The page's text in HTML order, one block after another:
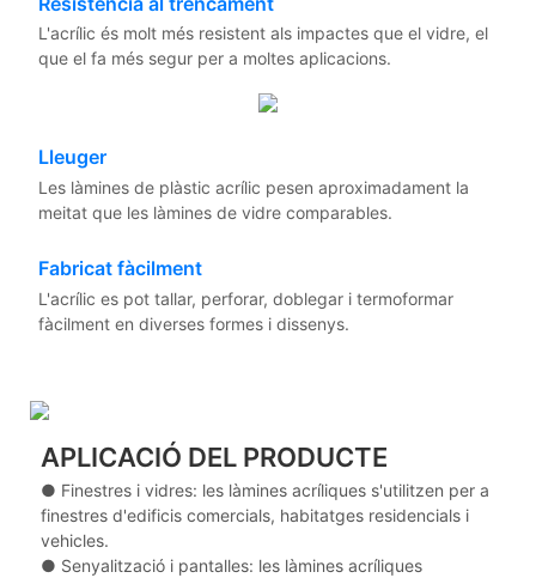
L'acrílic és molt més resistent als impactes que el vidre, el
que el fa més segur per a moltes aplicacions.
Lleuger
Les làmines de plàstic acrílic pesen aproximadament la
meitat que les làmines de vidre comparables.
Fabricat fàcilment
L'acrílic es pot tallar, perforar, doblegar i termoformar
fàcilment en diverses formes i dissenys.
APLICACIÓ DEL PRODUCTE
● Finestres i vidres: les làmines acríliques s'utilitzen per a
finestres d'edificis comercials, habitatges residencials i
vehicles.
● Senyalització i pantalles: les làmines acríliques